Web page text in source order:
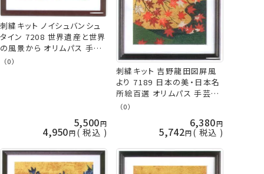
刺繍キット ノイシュバンシュ
タイン 7208 世界遺産と世界
の風景から オリムパス 手芸
の山久
（0）
5,500
4,950 税込
刺繍キット 吉野龍田図屏風
より 7189 日本の美・日本名
所絵百選 オリムパス 手芸の
山久
（0）
6,380
5,742 税込